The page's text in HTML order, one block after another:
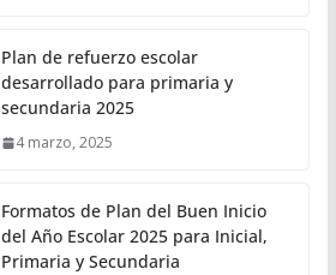
Plan de refuerzo escolar
desarrollado para primaria y
secundaria 2025
4 marzo, 2025
Formatos de Plan del Buen Inicio
del Año Escolar 2025 para Inicial,
Primaria y Secundaria